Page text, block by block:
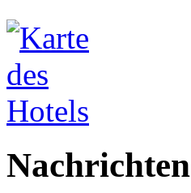
Nachrichten